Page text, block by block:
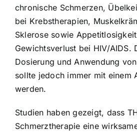
chronische Schmerzen,
bei Krebstherapien,
Sklerose sowie
Gewichtsverlust bei HIV/AIDS.
Dosierung und Anwendung
sollte jedoch immer mit einem
werden.
Studien haben gezeigt, dass
Schmerztherapie eine